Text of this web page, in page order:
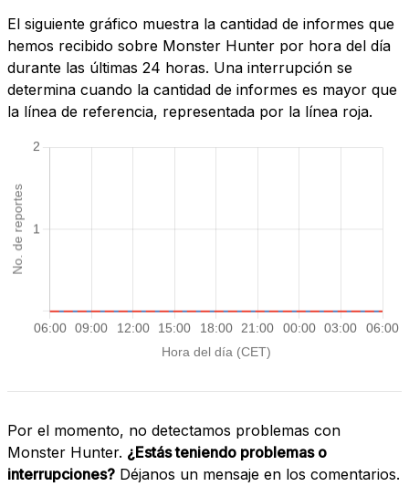
El siguiente gráfico muestra la cantidad de informes que
hemos recibido sobre Monster Hunter por hora del día
durante las últimas 24 horas. Una interrupción se
determina cuando la cantidad de informes es mayor que
la línea de referencia, representada por la línea roja.
Por el momento, no detectamos problemas con
Monster Hunter. ¿Estás teniendo problemas o
interrupciones? Déjanos un mensaje en los comentarios.